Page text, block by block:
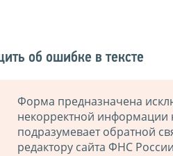
об ошибке в тексте
Форма предназначена
некорректной информации
подразумевает обратной
редактору сайта ФНС